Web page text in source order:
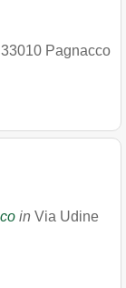
33010 Pagnacco
in Via Udine